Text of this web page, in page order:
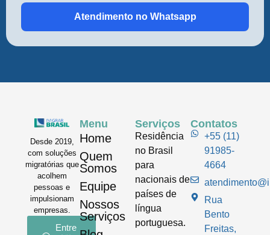
Atendimento no Whatsapp
Desde 2019,
com soluções
migratórias que
acolhem
pessoas e
impulsionam
empresas.
Entre
Menu
Home
Quem
Somos
Equipe
Nossos
Serviços
Serviços
Residência
no Brasil
para
nacionais de
países de
língua
portuguesa.
Contatos
+55 (11)
91985-
4664
Rua
Bento
Freitas,